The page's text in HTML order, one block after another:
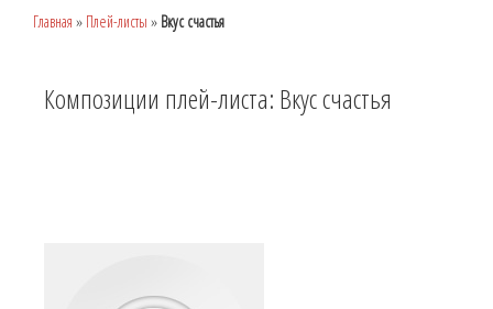
Главная
Наш сервис
Главная » Плей-листы » Вкус счастья
Композиции плей-листа: Вкус счастья